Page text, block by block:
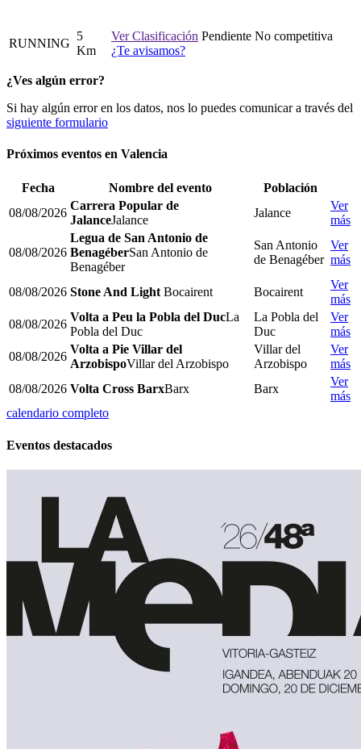
RUNNING
5
Km
Ver Clasificación Pendiente No competitiva
¿Te avisamos?
¿Ves algún error?
Si hay algún error en los datos, nos lo puedes comunicar a través del
siguiente formulario
Próximos eventos en Valencia
Fecha Nombre del evento
Población
08/08/2026
Carrera Popular de
JalanceJalance
Jalance
Ver
más
08/08/2026
Legua de San Antonio de
BenagéberSan Antonio de
Benagéber
San Antonio
de Benagéber
Ver
más
08/08/2026 Stone And Light Bocairent Bocairent
Ver
más
08/08/2026
Volta a Peu la Pobla del DucLa
Pobla del Duc
La Pobla del
Duc
Ver
más
08/08/2026
Volta a Pie Villar del
ArzobispoVillar del Arzobispo
Villar del
Arzobispo
Ver
más
08/08/2026 Volta Cross BarxBarx Barx
Ver
más
calendario completo
Eventos destacados